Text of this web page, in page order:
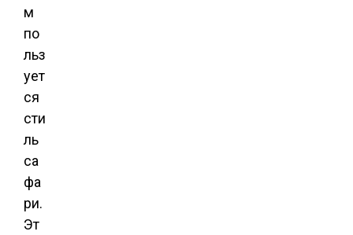
м
по
льз
ует
ся
сти
ль
са
фа
ри.
Эт